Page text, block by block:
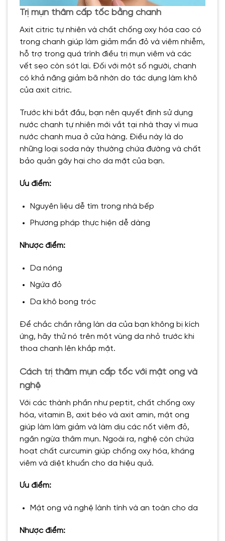
Trị mụn thâm cấp tốc bằng chanh
Axit citric tự nhiên và chất chống oxy hóa cao có
trong chanh giúp làm giảm mẩn đỏ và viêm nhiễm,
hỗ trợ trong quá trình điều trị mụn viêm và các
vết sẹo còn sót lại. Đối với một số người, chanh
có khả năng giảm bã nhờn do tác dụng làm khô
của axit citric.
Trước khi bắt đầu, bạn nên quyết định sử dụng
nước chanh tự nhiên mới vắt tại nhà thay vì mua
nước chanh mua ở cửa hàng. Điều này là do
những loại soda này thường chứa đường và chất
bảo quản gây hại cho da mặt của bạn.
Ưu điểm:
Nguyên liệu dễ tìm trong nhà bếp
Phương pháp thực hiện dễ dàng
Nhược điểm:
Da nóng
Ngứa đỏ
Da khô bong tróc
Để chắc chắn rằng làn da của bạn không bị kích
ứng, hãy thử nó trên một vùng da nhỏ trước khi
thoa chanh lên khắp mặt.
Cách trị thâm mụn cấp tốc với mật ong và
nghệ
Với các thành phần như peptit, chất chống oxy
hóa, vitamin B, axit béo và axit amin, mật ong
giúp làm làm giảm và làm dịu các nốt viêm đỏ,
ngăn ngừa thâm mụn. Ngoài ra, nghệ còn chứa
hoạt chất curcumin giúp chống oxy hóa, kháng
viêm và diệt khuẩn cho da hiệu quả.
Ưu điểm:
Mật ong và nghệ lành tính và an toàn cho da
Nhược điểm: